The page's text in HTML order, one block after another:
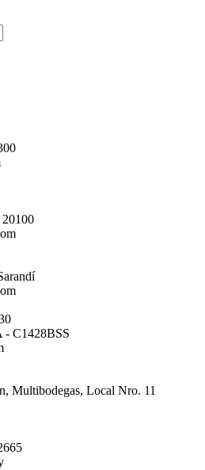
- C1428BSS
Multibodegas, Local Nro. 11